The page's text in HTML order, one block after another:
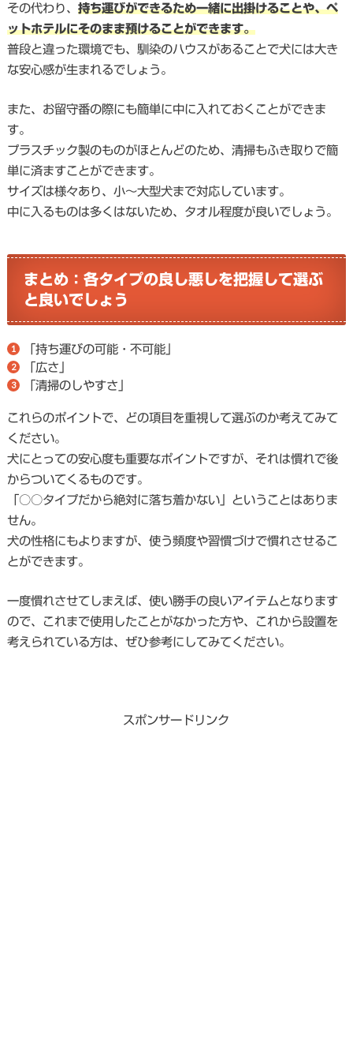
その代わり、 持ち運びができるため一緒に出掛けることや、ペ
ットホテルにそのまま預けることができます。
普段と違った環境でも、馴染のハウスがあることで犬には大き
な安心感が生まれるでしょう。
また、お留守番の際にも簡単に中に入れておくことができま
す。
プラスチック製のものがほとんどのため、清掃もふき取りで簡
単に済ますことができます。
サイズは様々あり、小～大型犬まで対応しています。
中に入るものは多くはないため、タオル程度が良いでしょう。
まとめ：各タイプの良し悪しを把握して選ぶ
と良いでしょう
「持ち運びの可能・不可能」
「広さ」
「清掃のしやすさ」
これらのポイントで、どの項目を重視して選ぶのか考えてみて
ください。
犬にとっての安心度も重要なポイントですが、それは慣れで後
からついてくるものです。
「○○タイプだから絶対に落ち着かない」ということはありま
せん。
犬の性格にもよりますが、使う頻度や習慣づけで慣れさせるこ
とができます。
一度慣れさせてしまえば、使い勝手の良いアイテムとなります
ので、これまで使用したことがなかった方や、これから設置を
考えられている方は、ぜひ参考にしてみてください。
スポンサードリンク